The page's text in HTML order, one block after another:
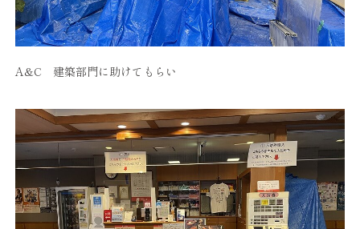
A&C 建築部門に助けてもらい